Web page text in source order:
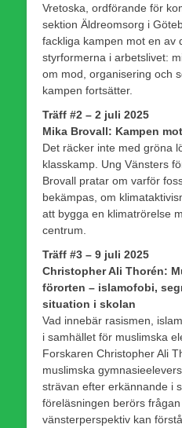
Vretoska, ordförande för
sektion Äldreomsorg i
fackliga kampen mot en av
styrformerna i arbetslivet:
om mod, organisering och
kampen fortsätter.
Träff #2 – 2 juli 2025
Mika Brovall: Kampen
Det räcker inte med gröna
klasskamp. Ung Vänsters
Brovall pratar om varför
bekämpas, om
att bygga en klimatrörelse
centrum.
Träff #3 – 9 juli 2025
Christopher Ali Thorén:
förorten – islamofobi,
situation i skolan
Vad innebär rasismen,
i samhället för muslimska
Forskaren Christopher Ali
muslimska
strävan efter erkännande i
föreläsningen berörs
vänsterperspektiv kan